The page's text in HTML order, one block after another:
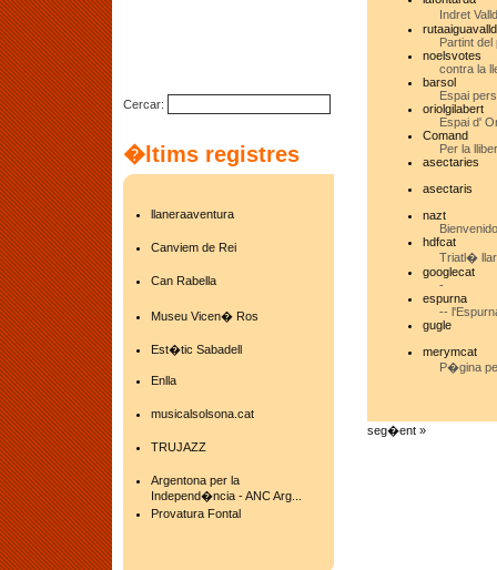
Cercar:
�ltims registres
llaneraaventura
Canviem de Rei
Can Rabella
Museu Vicen� Ros
Est�tic Sabadell
Enlla
musicalsolsona.cat
TRUJAZZ
Argentona per la
Independ�ncia - ANC Arg...
Provatura Fontal
Indret
Partint
noelsvotes
contra la
barsol
Espai
oriolgilabert
Espai d'
Comand
Per la
asectaries
asectaris
nazt
hdfcat
Triatl�
googlecat
-
espurna
--
gugle
merymcat
P�gina
seg�ent »